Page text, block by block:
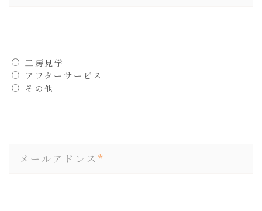
工房見学
アフターサービス
その他
メールアドレス